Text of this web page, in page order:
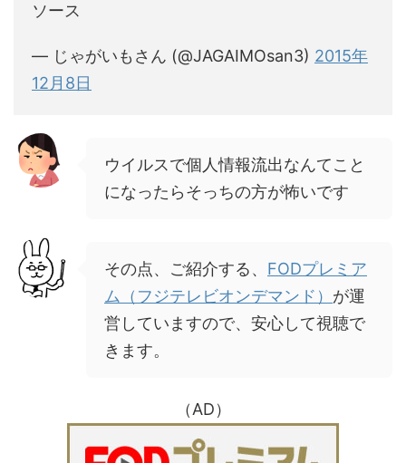
ソース
— じゃがいもさん (@JAGAIMOsan3) 2015年
12月8日
ウイルスで個人情報流出なんてこと
になったらそっちの方が怖いです
その点、ご紹介する、 FODプレミア
ム（フジテレビオンデマンド） が運
営していますので、安心して視聴で
きます。
（AD）